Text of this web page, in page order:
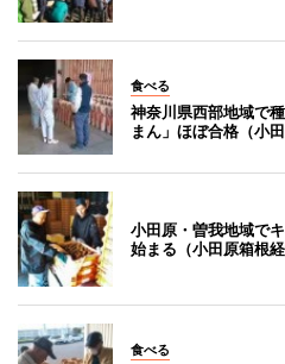
食べる
神奈川県西部地域で
まん」ほぼ合格（小
小田原・曽我地域で
始まる（小田原箱根経
食べる